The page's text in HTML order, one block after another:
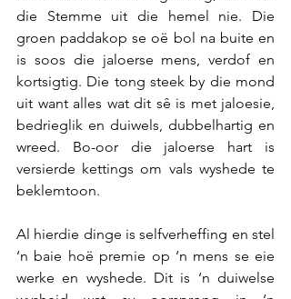
die Stemme uit die hemel nie. Die
groen paddakop se oë bol na buite en
is soos die jaloerse mens, verdof en
kortsigtig. Die tong steek by die mond
uit want alles wat dit sê is met jaloesie,
bedrieglik en duiwels, dubbelhartig en
wreed. Bo-oor die jaloerse hart is
versierde kettings om vals wyshede te
beklemtoon.
Al hierdie dinge is selfverheffing en stel
‘n baie hoë premie op ‘n mens se eie
werke en wyshede. Dit is ‘n duiwelse